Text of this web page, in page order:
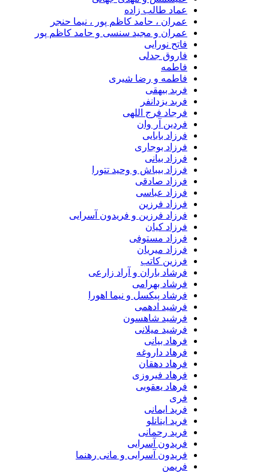
عماد طالب زاده
عمران ، حامد کاظم پور ، نیما حنجر
عمران و مجید سنسی و حامد کاظم پور
فاتح نورایی
فاروق جدلی
فاطمه و رضا شیری
فربد بیهقی
فربد یزدانفر
فرجاد فرج اللهی
فردین آر وان
فرزاد بابایی
فرزاد بوجاری
فرزاد بیانی
فرزاد بیباش و وحید تتورا
فرزاد صادقی
فرزاد عباسی
فرزاد فرزین
فرزاد فرزین و فریدون آسرایی
فرزاد کیان
فرزاد مستوفی
فرزاد میریان
فرزین کاتب
فرشاد باران و آراد زارعی
فرشاد بهرامی
فرشاد پیکسل و نیما اهورا
فرشید ادهمی
فرشید شاهسون
فرشید میلانی
فرهاد بیانی
فرهاد داروغه
فرهاد دهقان
فرهاد فیروزی
فرهاد یعقوبی
فرید ایمانی
فرید اینانلو
فرید رحمانی
فریدون آسرایی
فریدون آسرایی و مانی رهنما